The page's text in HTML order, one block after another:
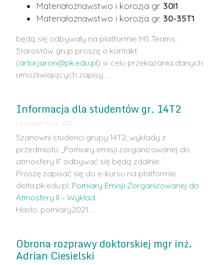
Materiałoznawstwo i korozja gr. 30I1
Materiałoznawstwo i korozja gr. 30-35T1
będą się odbywały na platformie MS Teams.
Starostów grup proszę o kontakt
(artur.jaron@pk.edu.pl) w celu przekazania danych
umożliwiających zapisy …
Informacja dla studentów gr. 14T2
1 października 2021
Szanowni studenci grupy 14T2, wykłady z
przedmiotu: „Pomiary emisji zorganizowanej do
atmosfery II” odbywać się będą zdalnie.
Proszę zapisać się do e-kursu na platformie
delta.pk.edu.pl: Pomiary Emisji Zorganizowanej do
Atmosfery II – Wykład
Hasło: pomiary2021…
Obrona rozprawy doktorskiej mgr inż.
Adrian Ciesielski